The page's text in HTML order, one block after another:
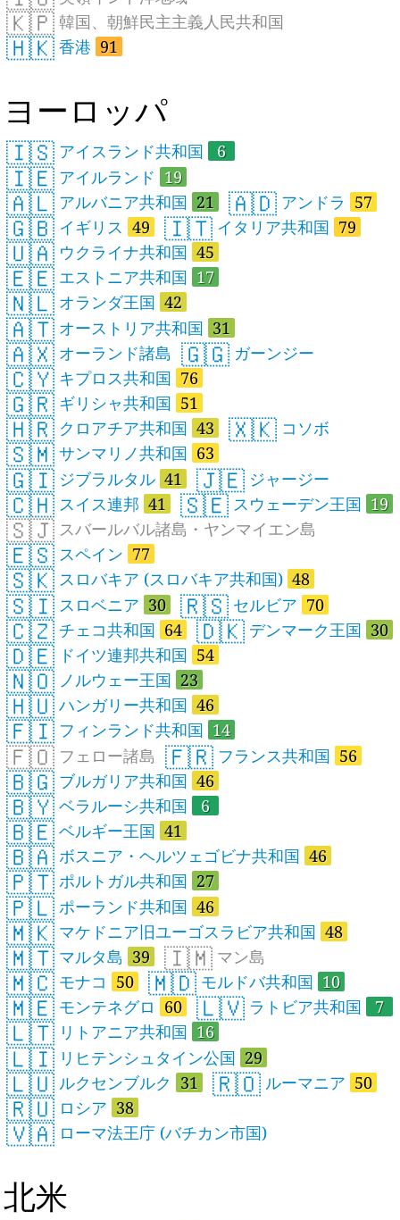
🇰🇵 韓国、朝鮮民主主義人民共和国
🇭🇰 香港 91
ヨーロッパ
🇮🇸 アイスランド共和国 6
🇮🇪 アイルランド 19
🇦🇱 アルバニア共和国 21 🇦🇩 アンドラ 57
🇬🇧 イギリス 49 🇮🇹 イタリア共和国 79
🇺🇦 ウクライナ共和国 45
🇪🇪 エストニア共和国 17
🇳🇱 オランダ王国 42
🇦🇹 オーストリア共和国 31
🇦🇽 オーランド諸島 🇬🇬 ガーンジー
🇨🇾 キプロス共和国 76
🇬🇷 ギリシャ共和国 51
🇭🇷 クロアチア共和国 43 🇽🇰 コソボ
🇸🇲 サンマリノ共和国 63
🇬🇮 ジブラルタル 41 🇯🇪 ジャージー
🇨🇭 スイス連邦 41 🇸🇪 スウェーデン王国 19
🇸🇯 スバールバル諸島・ヤンマイエン島
🇪🇸 スペイン 77
🇸🇰 スロバキア (スロバキア共和国) 48
🇸🇮 スロベニア 30 🇷🇸 セルビア 70
🇨🇿 チェコ共和国 64 🇩🇰 デンマーク王国 30
🇩🇪 ドイツ連邦共和国 54
🇳🇴 ノルウェー王国 23
🇭🇺 ハンガリー共和国 46
🇫🇮 フィンランド共和国 14
🇫🇴 フェロー諸島 🇫🇷 フランス共和国 56
🇧🇬 ブルガリア共和国 46
🇧🇾 ベラルーシ共和国 6
🇧🇪 ベルギー王国 41
🇧🇦 ボスニア・ヘルツェゴビナ共和国 46
🇵🇹 ポルトガル共和国 27
🇵🇱 ポーランド共和国 46
🇲🇰 マケドニア旧ユーゴスラビア共和国 48
🇲🇹 マルタ島 39 🇮🇲 マン島
🇲🇨 モナコ 50 🇲🇩 モルドバ共和国 10
🇲🇪 モンテネグロ 60 🇱🇻 ラトビア共和国 7
🇱🇹 リトアニア共和国 16
🇱🇮 リヒテンシュタイン公国 29
🇱🇺 ルクセンブルク 31 🇷🇴 ルーマニア 50
🇷🇺 ロシア 38
🇻🇦 ローマ法王庁 (バチカン市国)
北米